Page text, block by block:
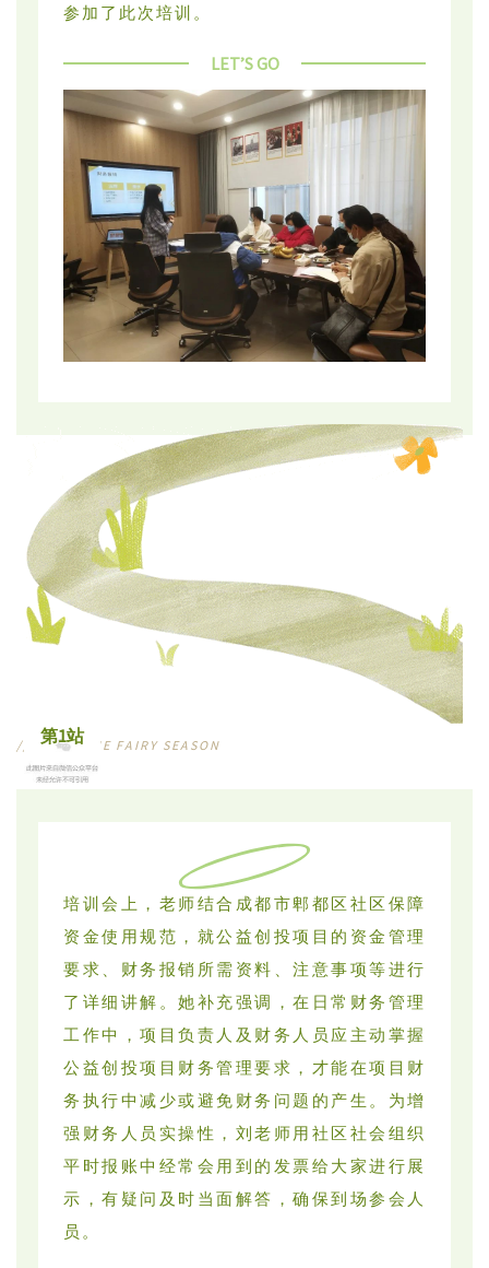
参加了此次培训。
LET’S GO
/// MEET THE FAIRY SEASON
第1站
培训会上，老师结合成都市郫都区社区保障
资金使用规范，就公益创投项目的资金管理
要求、财务报销所需资料、注意事项等进行
了详细讲解。她补充强调，在日常财务管理
工作中，项目负责人及财务人员应主动掌握
公益创投项目财务管理要求，才能在项目财
务执行中减少或避免财务问题的产生。为增
强财务人员实操性，刘老师用社区社会组织
平时报账中经常会用到的发票给大家进行展
示，有疑问及时当面解答，确保到场参会人
员。